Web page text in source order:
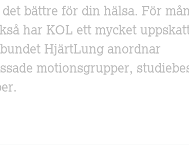
bättre för din hälsa. För
har KOL ett mycket
HjärtLung anordnar
motionsgrupper,